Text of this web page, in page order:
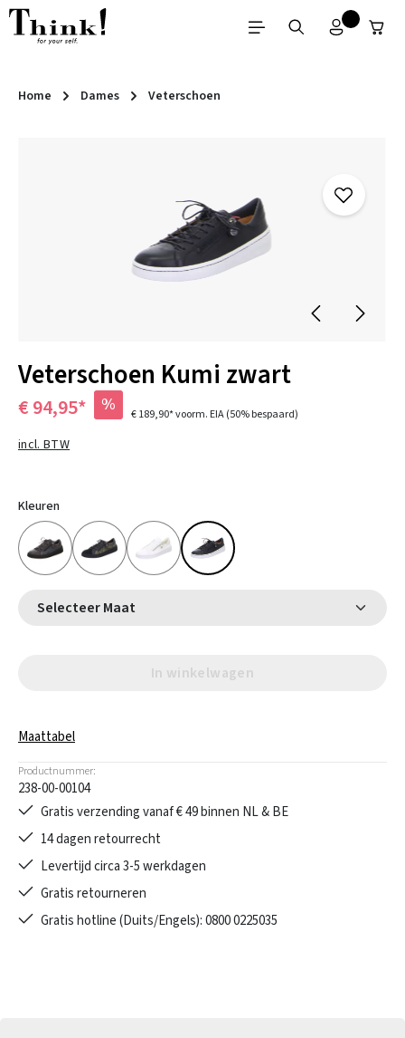
Ga naar de hoofdinhoud
Home Dames Veterschoen
Veterschoen Kumi zwart
€ 94,95* % € 189,90*voorm. EIA(50% bespaard)
incl. BTW
Kleuren
Selecteer Maat
In winkelwagen
Maattabel
Productnummer:
238-00-00104
Gratis verzending vanaf € 49 binnen NL & BE
14 dagen retourrecht
Levertijd circa 3-5 werkdagen
Gratis retourneren
Gratis hotline (Duits/Engels): 0800 0225035